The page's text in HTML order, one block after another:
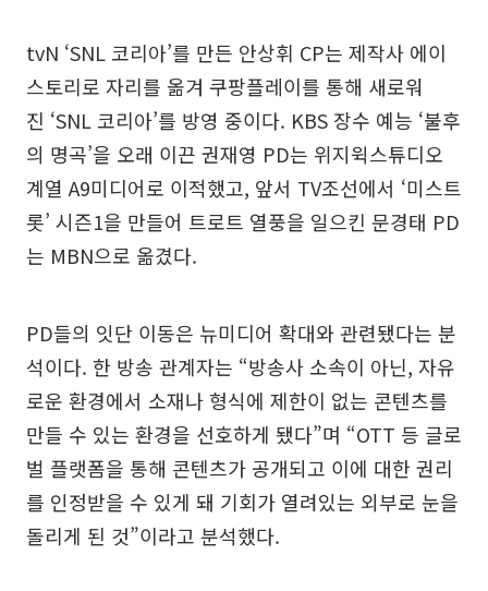
tvN ‘SNL 코리아’를 만든 안상휘 CP는 제작사 에이
스토리로 자리를 옮겨 쿠팡플레이를 통해 새로워
진 ‘SNL 코리아’를 방영 중이다. KBS 장수 예능 ‘불후
의 명곡’을 오래 이끈 권재영 PD는 위지윅스튜디오
계열 A9미디어로 이적했고, 앞서 TV조선에서 ‘미스트
롯’ 시즌1을 만들어 트로트 열풍을 일으킨 문경태 PD
는 MBN으로 옮겼다.
PD들의 잇단 이동은 뉴미디어 확대와 관련됐다는 분
석이다. 한 방송 관계자는 “방송사 소속이 아닌, 자유
로운 환경에서 소재나 형식에 제한이 없는 콘텐츠를
만들 수 있는 환경을 선호하게 됐다”며 “OTT 등 글로
벌 플랫폼을 통해 콘텐츠가 공개되고 이에 대한 권리
를 인정받을 수 있게 돼 기회가 열려있는 외부로 눈을
돌리게 된 것”이라고 분석했다.